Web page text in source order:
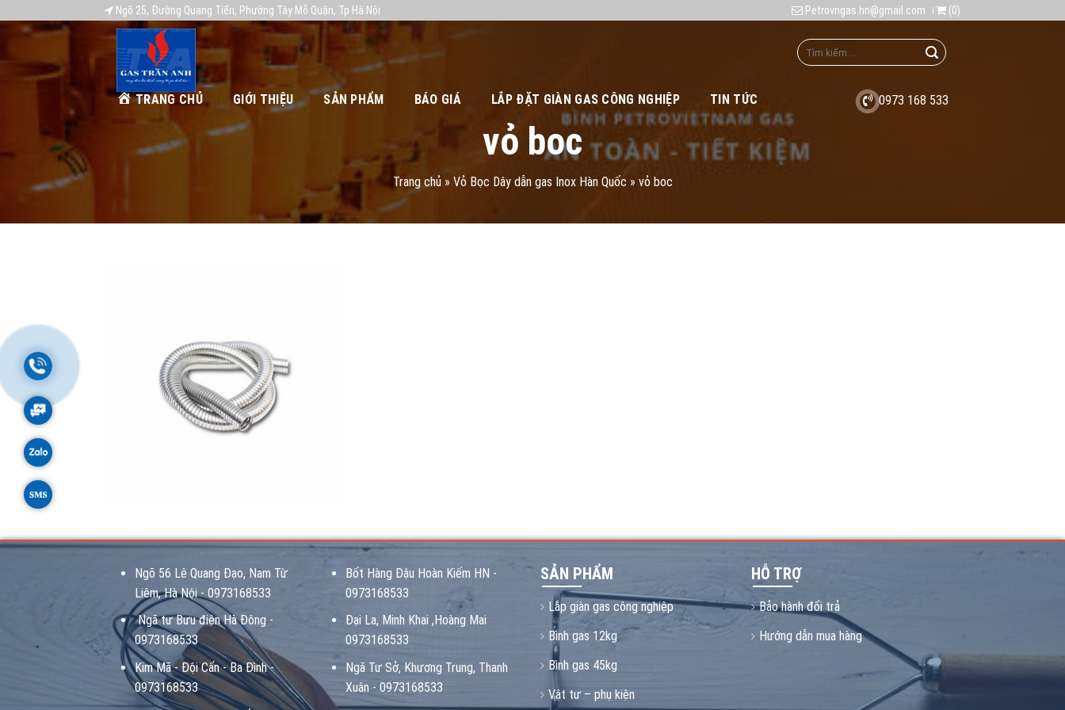
Ngõ 25, Đường Quang Tiến, Phường Tây Mỗ Quận, Tp Hà Nội Petrovngas.hn@gmail.com (0)
TRANG CHỦ GIỚI THIỆU SẢN PHẨM BÁO GIÁ LẮP ĐẶT GIÀN GAS CÔNG NGHIỆP TIN TỨC 0973 168 533
vỏ boc
Trang chủ» Vỏ Bọc Dây dẫn gas Inox Hàn Quốc » vỏ boc
Ngõ 56 Lê Quang Đạo, Nam Từ
Liêm, Hà Nội - 0973168533
Ngã tư Bưu điện Hà Đông -
0973168533
Kim Mã - Đội Cấn - Ba Đình -
0973168533
Bốt Hàng Đậu Hoàn Kiếm HN -
0973168533
Đại La, Minh Khai ,Hoàng Mai
0973168533
Ngã Tư Sở, Khương Trung, Thanh
Xuân - 0973168533
SẢN PHẨM
Lắp giàn gas công nghiệp
Bình gas 12kg
Bình gas 45kg
Vật tư – phụ kiện
HỖ TRỢ
Bảo hành đổi trả
Hướng dẫn mua hàng